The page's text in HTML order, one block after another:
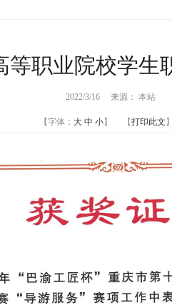
职业院校学生
2022/3/16 来源： 本站
【字体： 大 中 小】 【打印此文 】